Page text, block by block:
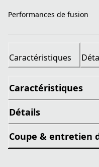
Performances de fusion
Caractéristiques
Caractéristiques
Détails
Coupe & entretien